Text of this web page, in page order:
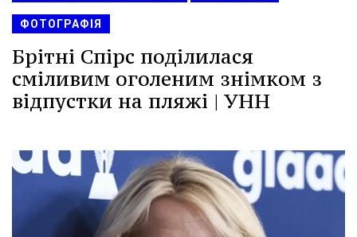
ФОТОГРАФІЯ
Брітні Спірс поділилася
сміливим оголеним знімком з
відпустки на пляжі | УНН